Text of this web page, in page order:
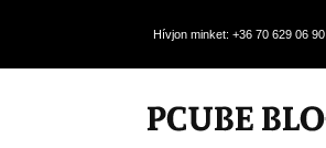
Hívjon minket: +36 70 629 06 90